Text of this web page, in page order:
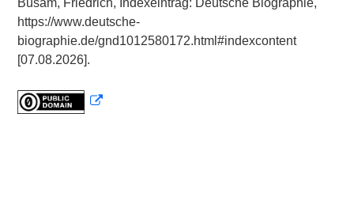
Busam, Friedrich, Indexeintrag: Deutsche Biographie,
https://www.deutsche-
biographie.de/gnd1012580172.html#indexcontent
[07.08.2026].